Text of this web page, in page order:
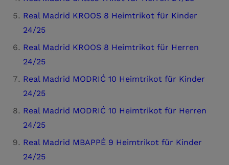
Real Madrid KROOS 8 Heimtrikot für Kinder
24/25
Real Madrid KROOS 8 Heimtrikot für Herren
24/25
Real Madrid MODRIĆ 10 Heimtrikot für Kinder
24/25
Real Madrid MODRIĆ 10 Heimtrikot für Herren
24/25
Real Madrid MBAPPÉ 9 Heimtrikot für Kinder
24/25